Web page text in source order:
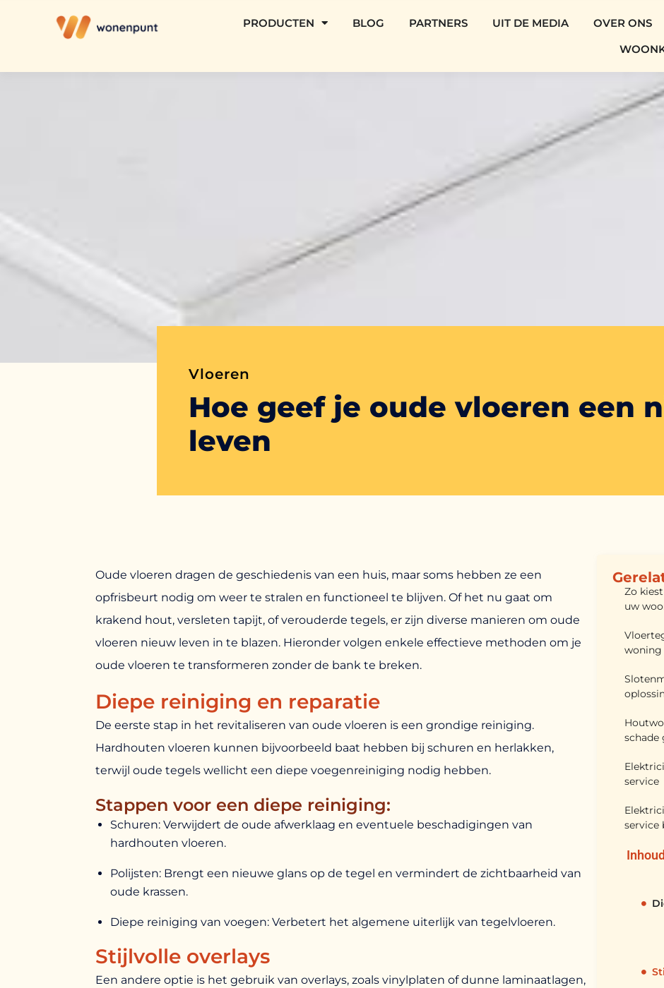
PRODUCTEN BLOG PARTNERS UIT DE MEDIA OVER ONS
Vloeren
Hoe geef je oude vloeren een
leven
Oude vloeren dragen de geschiedenis van een huis, maar soms hebben ze een
opfrisbeurt nodig om weer te stralen en functioneel te blijven. Of het nu gaat om
krakend hout, versleten tapijt, of verouderde tegels, er zijn diverse manieren om oude
vloeren nieuw leven in te blazen. Hieronder volgen enkele effectieve methoden om je
oude vloeren te transformeren zonder de bank te breken.
Diepe reiniging en reparatie
De eerste stap in het revitaliseren van oude vloeren is een grondige reiniging.
Hardhouten vloeren kunnen bijvoorbeeld baat hebben bij schuren en herlakken,
terwijl oude tegels wellicht een diepe voegenreiniging nodig hebben.
Stappen voor een diepe reiniging:
Schuren: Verwijdert de oude afwerklaag en eventuele beschadigingen van
hardhouten vloeren.
Polijsten: Brengt een nieuwe glans op de tegel en vermindert de zichtbaarheid van
oude krassen.
Diepe reiniging van voegen: Verbetert het algemene uiterlijk van tegelvloeren.
Stijlvolle overlays
Een andere optie is het gebruik van overlays, zoals vinylplaten of dunne laminaatlagen,
Zo
uw
woning
service
service